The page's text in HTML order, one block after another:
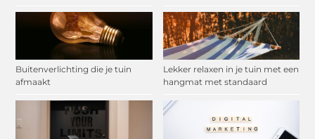
Buitenverlichting die je tuin
afmaakt
Lekker relaxen in je tuin met een
hangmat met standaard